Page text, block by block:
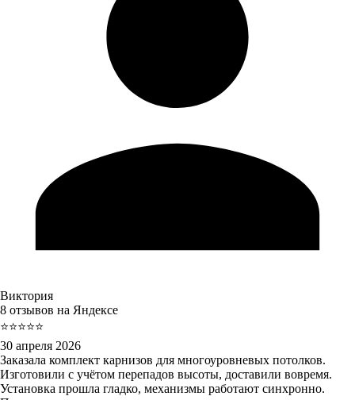
Виктория
8 отзывов на Яндексе
⭐⭐⭐⭐⭐
30 апреля 2026
Заказала комплект карнизов для многоуровневых потолков.
Изготовили с учётом перепадов высоты, доставили вовремя.
Установка прошла гладко, механизмы работают синхронно.